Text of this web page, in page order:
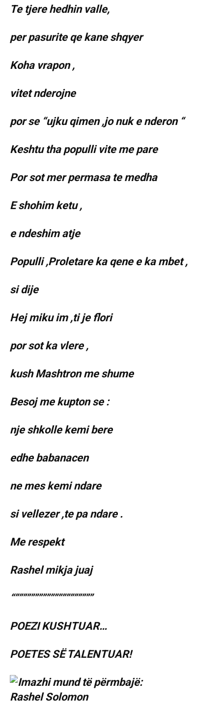
Te tjere hedhin valle,
per pasurite qe kane shqyer
Koha vrapon ,
vitet nderojne
por se “ujku qimen ,jo nuk e nderon “
Keshtu tha populli vite me pare
Por sot mer permasa te medha
E shohim ketu ,
e ndeshim atje
Populli ,Proletare ka qene e ka mbet ,
si dije
Hej miku im ,ti je flori
por sot ka vlere ,
kush Mashtron me shume
Besoj me kupton se :
nje shkolle kemi bere
edhe babanacen
ne mes kemi ndare
si vellezer ,te pa ndare .
Me respekt
Rashel mikja juaj
“””””””””””””””””””””
POEZI KUSHTUAR…
POETES SË TALENTUAR!